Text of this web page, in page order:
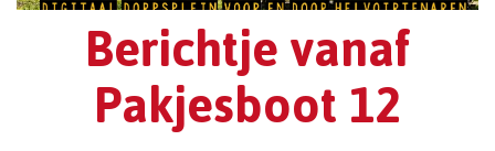
Berichtje vanaf
Pakjesboot 12